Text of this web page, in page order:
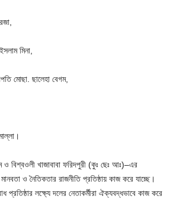
মিনা,
মোছা. ছালেহা বেগম,
ও বিশ্বওলী খাজাবাবা ফরিদপুরী (কুঃ ছেঃ আঃ)–এর
মানবতা ও নৈতিকতার রাজনীতি প্রতিষ্ঠায় কাজ করে যাচ্ছে।
লক্ষ্যে দলের নেতাকর্মীরা ঐক্যবদ্ধভাবে কাজ করে